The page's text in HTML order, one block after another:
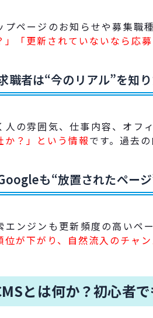
プページのお知らせや募集職
」「更新されていないなら応
職者は“今のリアル”を知
人の雰囲気、仕事内容、オフ
か？」という情報です。過去
も“放置されたペー
エンジンも更新頻度の高いペ
位が下がり、自然流入のチャ
とは何か？初心者